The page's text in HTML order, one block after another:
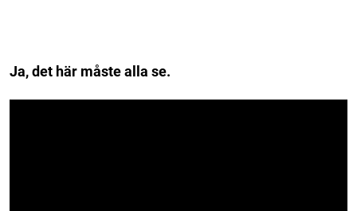
Ja, det här måste alla se.